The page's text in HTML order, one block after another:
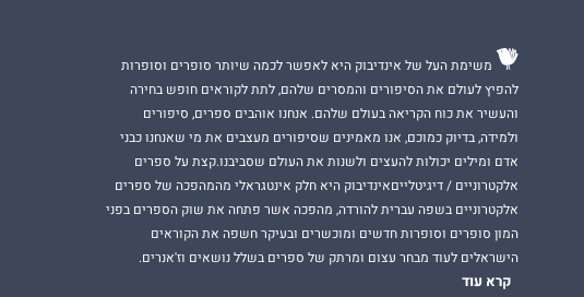
משימת העל של אינדיבוק היא לאפשר לכמה שיותר סופרים וסופרות
להפיץ לעולם את הסיפורים והמסרים שלהם, לתת לקוראים חופש בחירה
והעשיר את כוח הקריאה בעולם שלהם. אנחנו אוהבים ספרים, סיפורים
ולמידה, בדיוק כמוכם, אנו מאמינים שסיפורים מעצבים את מי שאנחנו כבני
אדם ומילים יכולות להעצים ולשנות את העולם שסביבנו.קצת על ספרים
אלקטרוניים / דיגיטלייםאינדיבוק היא חלק אינטגראלי מהמהפכה של ספרים
אלקטרוניים בשפה עברית להורדה, מהפכה אשר פתחה את שוק הספרים בפני
המון סופרים וסופרות חדשים ומוכשרים ובעיקר חשפה את הקוראים
הישראלים לעוד מבחר עצום ומרתק של ספרים בשלל נושאים וז'אנרים.
קרא עוד